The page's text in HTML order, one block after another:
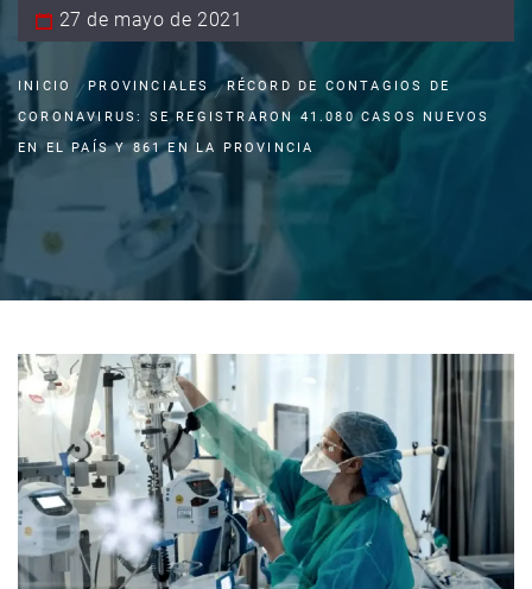
27 de mayo de 2021
INICIO PROVINCIALES
RÉCORD DE CONTAGIOS DE
CORONAVIRUS: SE REGISTRARON 41.080 CASOS NUEVOS
EN EL PAÍS Y 861 EN LA PROVINCIA